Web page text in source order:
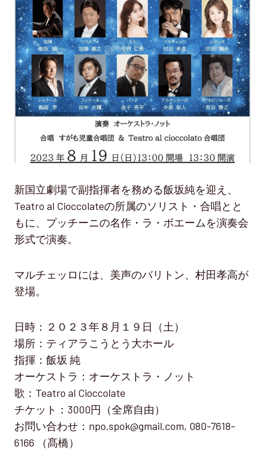
新国立劇場で副指揮者を務める飯坂純を迎え、
Teatro al Cioccolateの所属のソリスト・合唱とと
もに、プッチーニの名作・ラ・ボエームを演奏会
形式で演奏。
マルチェッロには、美声のバリトン、村田孝高が
登場。
日時：２０２３年８月１９日（土）
場所：ティアラこうとう大ホール
指揮：飯坂 純
オーケストラ：オーケストラ・ノット
歌：Teatro al Cioccolate
チケット：3000円（全席自由）
お問い合わせ：npo.spok@gmail.com, 080-7618-
6166 （髙橋）